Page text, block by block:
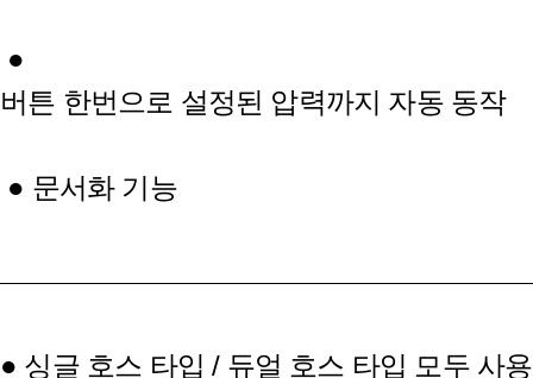
●
버튼 한번으로 설정된 압력까지 자동 동작
● 문서화 기능
● 싱글 호스 타입 / 듀얼 호스 타입 모두 사용